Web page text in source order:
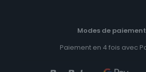
Modes de paiement
Paiement en 4 fois avec